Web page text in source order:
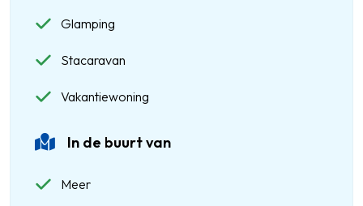
Glamping
Stacaravan
Vakantiewoning
In de buurt van
Meer